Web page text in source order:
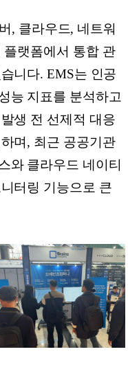
, 클라우드, 네트워
플랫폼에서 통합 관
니다. EMS는 인공
능 지표를 분석하고
생 전 선제적 대응
며, 최근 공공기관
와 클라우드 네이티
터링 기능으로 큰